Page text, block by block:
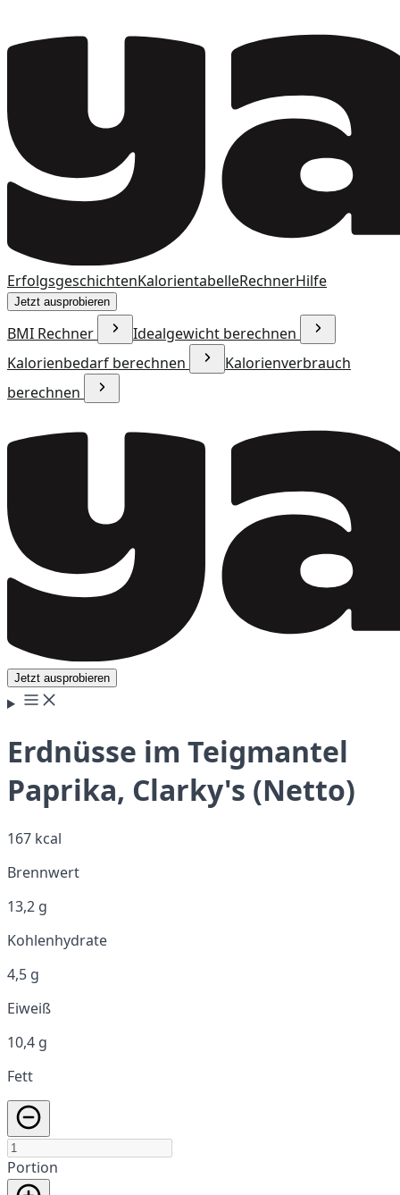
ErfolgsgeschichtenKalorientabelleRechnerHilfe
Jetzt ausprobieren
BMI Rechner
Idealgewicht berechnen
Kalorienbedarf berechnen
Kalorienverbrauch
berechnen
Jetzt ausprobieren
Erdnüsse im Teigmantel
Paprika, Clarky's (Netto)
167 kcal
Brennwert
13,2 g
Kohlenhydrate
4,5 g
Eiweiß
10,4 g
Fett
Portion